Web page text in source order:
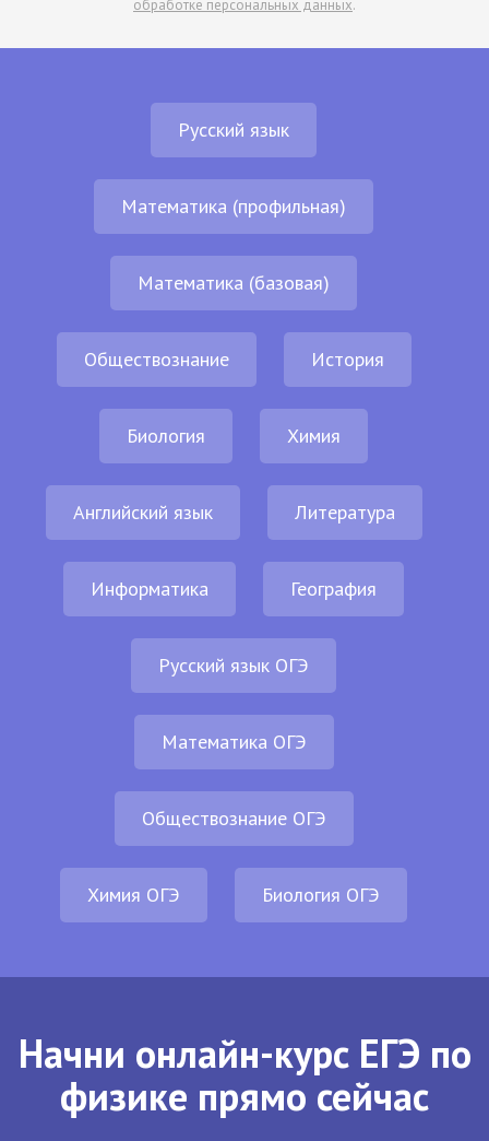
обработке персональных данных.
Русский язык
Математика (профильная)
Математика (базовая)
Обществознание История
Биология Химия
Английский язык Литература
Информатика География
Русский язык ОГЭ
Математика ОГЭ
Обществознание ОГЭ
Химия ОГЭ Биология ОГЭ
Начни онлайн-курс ЕГЭ по
физике прямо сейчас